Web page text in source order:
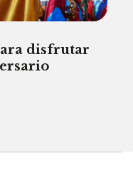
disfrutar